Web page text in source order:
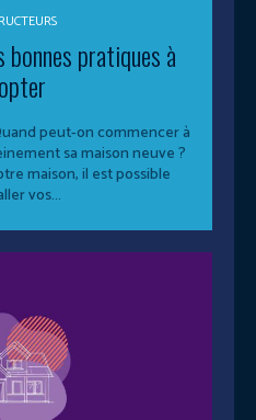
bonnes pratiques à
peut-on commencer à
sa maison neuve ?
maison, il est possible
vos...